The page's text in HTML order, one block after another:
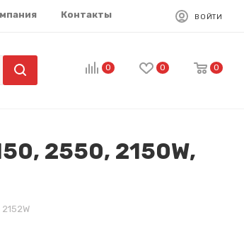
Контакты ВОЙТИ
0 0 0
2550, 2150W,